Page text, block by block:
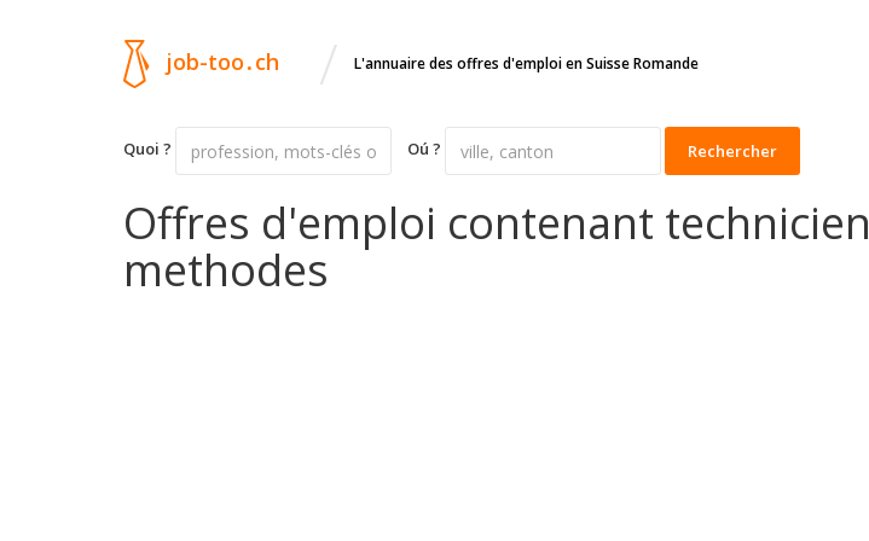
job-too.ch / L'annuaire des offres d'emploi en Suisse Romande
Quoi ? Oú ? Rechercher
Offres d'emploi contenant technicien
methodes